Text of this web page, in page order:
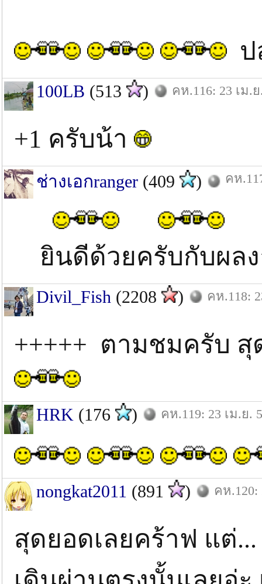
100LB (513 ) คห.116: 23 เม.
+1 ครับน้า
ช่างเอกranger (409 ) คห
ยินดีด้วยครับกับผ
Divil_Fish (2208 ) คห.118:
+++++ ตามชมครับ
HRK (176 ) คห.119: 23 เม.ย.
nongkat2011 (891 ) คห.120:
สุดยอดเลยคร้าฟ แต่